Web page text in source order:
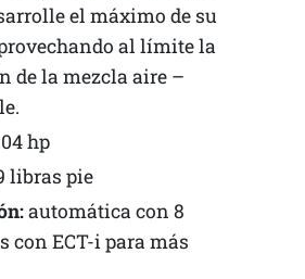
el máximo de su
al límite la
de la mezcla aire –
hp
libras pie
automática con 8
con ECT-i para más